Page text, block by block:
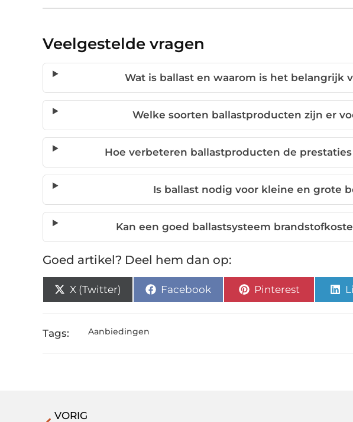
Veelgestelde vragen
Wat is ballast en waarom is het belangrijk
Welke soorten ballastproducten zijn er
Hoe verbeteren ballastproducten de
Is ballast nodig voor kleine en grote
Kan een goed ballastsysteem
Goed artikel? Deel hem dan op:
X (Twitter) Facebook Pinterest
Tags: Aanbiedingen
VORIG